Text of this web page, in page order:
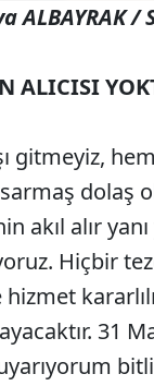
/
ALICISI
gitmeyiz,
dolaş
akıl alır
Hiçbir
31